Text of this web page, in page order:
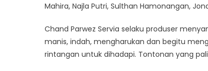
Mahira, Najla Putri, Sulthan Hamonangan,
Chand Parwez Servia selaku produser
manis, indah, mengharukan dan begitu
rintangan untuk dihadapi. Tontonan yang